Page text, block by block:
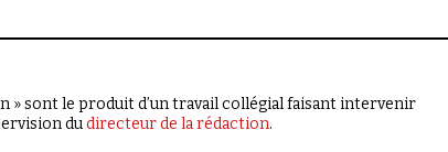
» sont le produit d’un travail collégial faisant intervenir
dudirecteur de la rédaction.